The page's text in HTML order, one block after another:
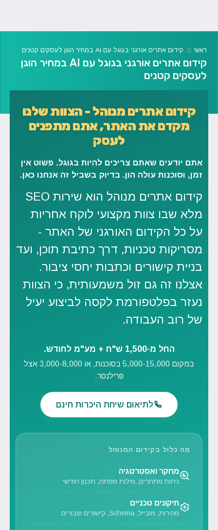
ראשי קידום אתרים אורגני בגוגל עם AI במחיר הוגן לעסקים קטנים
קידום אתרים אורגני בגוגל עם AI במחיר הוגן
לעסקים קטנים
קידום אתרים מנוהל - הצוות שלנו
מקדם את האתר, אתם מתפנים
לעסק
אתם יודעים שאתם צריכים להיות בגוגל. פשוט אין
זמן, וסוכנות עולה הון. בדיוק בשביל זה אנחנו כאן.
קידום אתרים מנוהל הוא שירות SEO
מלא שבו צוות מקצועי לוקח אחריות
על כל הקידום האורגני של האתר -
מסריקות טכניות, דרך כתיבת תוכן, ועד
בניית קישורים וכתבות יחסי ציבור.
אצלנו זה גם זול משמעותית, כי הצוות
נעזר בפלטפורמת לקסה לביצוע יעיל
של רוב העבודה.
החל מ-1,500 ש"ח + מע"מ לחודש.
במקום 5,000-15,000 בסוכנות, או 3,000-8,000 אצל
פרילנסר.
לתיאום שיחת היכרות חינם
מה כלול בקידום המנוהל
מחקר ואסטרטגיה
ניתוח מתחרים, מילות מפתח, תכנון חודשי
תיקונים טכניים
מהירות, מובייל, Schema, קישורים שבורים